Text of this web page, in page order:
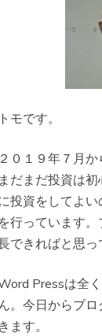
トモです。
２０１９年７月か
まだまだ投資は
投資をしてよ
を行っています
できればと思っ
Pressは全
。今日からブ
きます。